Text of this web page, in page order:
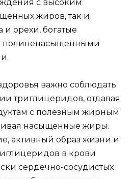
с высоким
жиров, так и
и орехи, богатые
полиненасыщенными
важно соблюдать
триглицеридов, отдавая
с полезным жирным
насыщенные жиры.
активный образ жизни и
в крови
сердечно-сосудистых